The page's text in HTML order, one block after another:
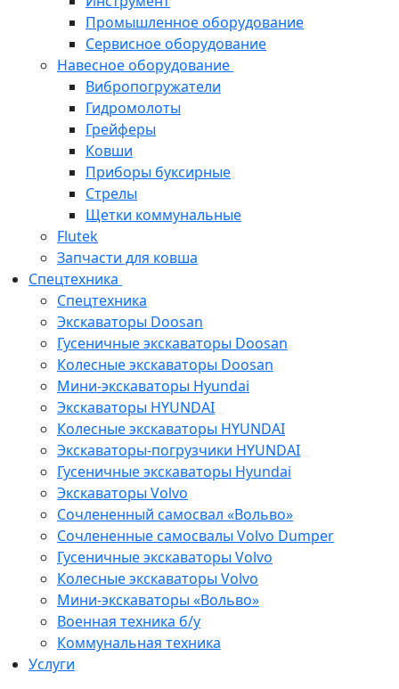
Промышленное оборудование
Сервисное оборудование
Навесное оборудование
Вибропогружатели
Гидромолоты
Грейферы
Ковши
Приборы буксирные
Стрелы
Щетки коммунальные
Flutek
Запчасти для ковша
Спецтехника
Спецтехника
Экскаваторы Doosan
Гусеничные экскаваторы Doosan
Колесные экскаваторы Doosan
Мини-экскаваторы Hyundai
Экскаваторы HYUNDAI
Колесные экскаваторы HYUNDAI
Экскаваторы-погрузчики HYUNDAI
Гусеничные экскаваторы Hyundai
Экскаваторы Volvo
Сочлененный самосвал «Вольво»
Сочлененные самосвалы Volvo Dumper
Гусеничные экскаваторы Volvo
Колесные экскаваторы Volvo
Мини-экскаваторы «Вольво»
Военная техника б/у
Коммунальная техника
Услуги